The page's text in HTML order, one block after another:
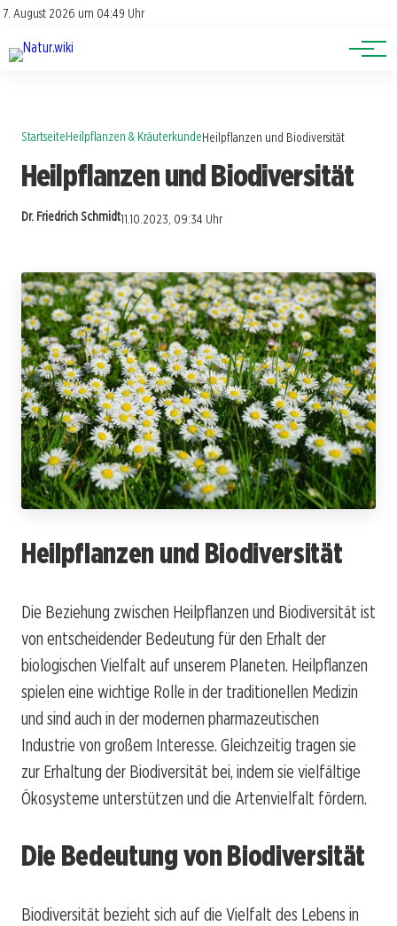
7. August 2026 um 04:49 Uhr
Account
Lexikon
Themen
StartseiteHeilpflanzen & KräuterkundeHeilpflanzen und Biodiversität
Heilpflanzen und Biodiversität
Dr. Friedrich Schmidt11.10.2023, 09:34 Uhr
Heilpflanzen und Biodiversität
Die Beziehung zwischen Heilpflanzen und Biodiversität ist
von entscheidender Bedeutung für den Erhalt der
biologischen Vielfalt auf unserem Planeten. Heilpflanzen
spielen eine wichtige Rolle in der traditionellen Medizin
und sind auch in der modernen pharmazeutischen
Industrie von großem Interesse. Gleichzeitig tragen sie
zur Erhaltung der Biodiversität bei, indem sie vielfältige
Ökosysteme unterstützen und die Artenvielfalt fördern.
Die Bedeutung von Biodiversität
Biodiversität bezieht sich auf die Vielfalt des Lebens in